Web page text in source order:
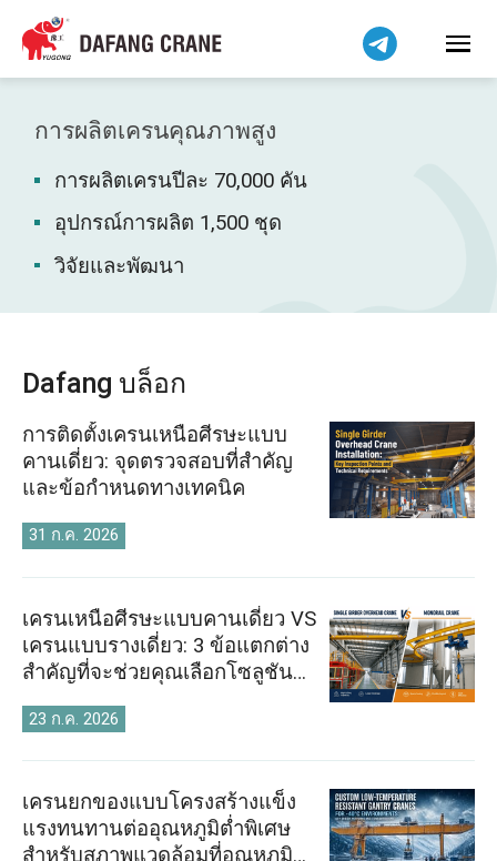
การผลิตเครนคุณภาพสูง
การผลิตเครนปีละ 70,000 คัน
อุปกรณ์การผลิต 1,500 ชุด
วิจัยและพัฒนา
Dafang บล็อก
การติดตั้งเครนเหนือศีรษะแบบ
คานเดี่ยว: จุดตรวจสอบที่สำคัญ
และข้อกำหนดทางเทคนิค
31 ก.ค. 2026
เครนเหนือศีรษะแบบคานเดี่ยว VS
เครนแบบรางเดี่ยว: 3 ข้อแตกต่าง
สำคัญที่จะช่วยคุณเลือกโซลูชันที่
เหมาะสม
23 ก.ค. 2026
เครนยกของแบบโครงสร้างแข็ง
แรงทนทานต่ออุณหภูมิต่ำพิเศษ
Bahasa Indonesia
Bahasa Melayu
Tiếng Việt
简体中文
فارسی
Pilipino
اردو
Беларуская мова
Kiswahili
Dansk
Norsk